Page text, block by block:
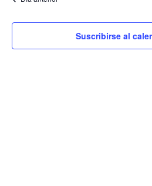
Suscribirse al